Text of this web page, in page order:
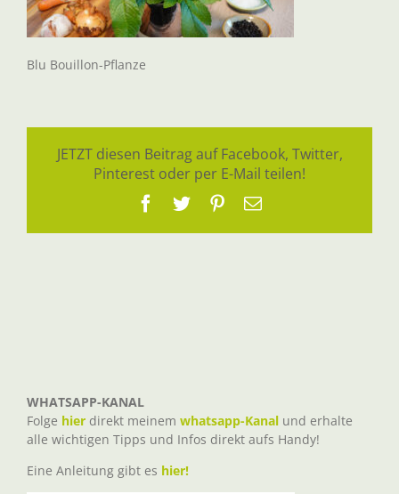
Blu Bouillon-Pflanze
JETZT diesen Beitrag auf Facebook, Twitter,
Pinterest oder per E-Mail teilen!
Facebook
TwitterPinterest
E-
WHATSAPP-KANAL
Folge hier direkt meinem whatsapp-Kanal und erhalte
alle wichtigen Tipps und Infos direkt aufs Handy!
Eine Anleitung gibt es hier!